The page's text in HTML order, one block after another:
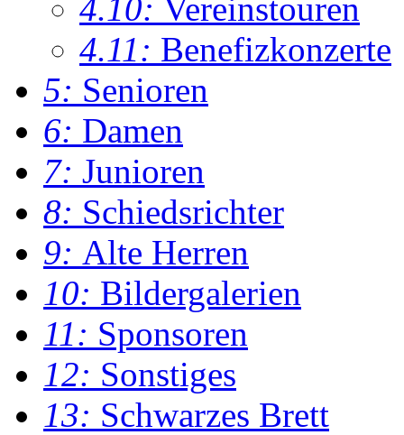
4.10: Vereinstouren
4.11: Benefizkonzerte
5: Senioren
6: Damen
7: Junioren
8: Schiedsrichter
9: Alte Herren
10: Bildergalerien
11: Sponsoren
12: Sonstiges
13: Schwarzes Brett